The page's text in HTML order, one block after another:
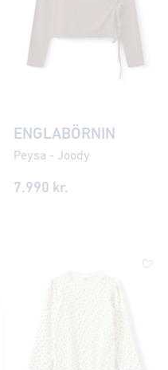
ENGLABÖRNIN
Peysa - Joody
7.990 kr.